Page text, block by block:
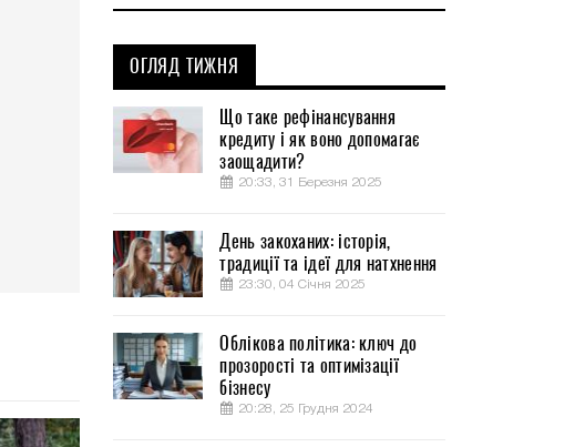
ОГЛЯД ТИЖНЯ
Що таке рефінансування
кредиту і як воно допомагає
заощадити?
20:33, 31 Березня 2025
День закоханих: історія,
традиції та ідеї для натхнення
23:30, 04 Січня 2025
Облікова політика: ключ до
прозорості та оптимізації
бізнесу
20:28, 25 Грудня 2024